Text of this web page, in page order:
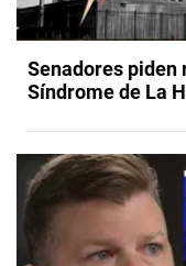
Senadores
Síndrome de La